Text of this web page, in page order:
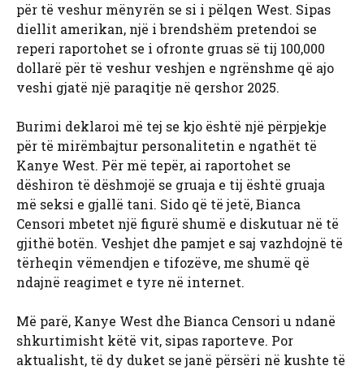
për të veshur mënyrën se si i pëlqen West. Sipas
diellit amerikan, një i brendshëm pretendoi se
reperi raportohet se i ofronte gruas së tij 100,000
dollarë për të veshur veshjen e ngrënshme që ajo
veshi gjatë një paraqitje në qershor 2025.
Burimi deklaroi më tej se kjo është një përpjekje
për të mirëmbajtur personalitetin e ngathët të
Kanye West. Për më tepër, ai raportohet se
dëshiron të dëshmojë se gruaja e tij është gruaja
më seksi e gjallë tani. Sido që të jetë, Bianca
Censori mbetet një figurë shumë e diskutuar në të
gjithë botën. Veshjet dhe pamjet e saj vazhdojnë të
tërheqin vëmendjen e tifozëve, me shumë që
ndajnë reagimet e tyre në internet.
Më parë, Kanye West dhe Bianca Censori u ndanë
shkurtimisht këtë vit, sipas raporteve. Por
aktualisht, të dy duket se janë përsëri në kushte të